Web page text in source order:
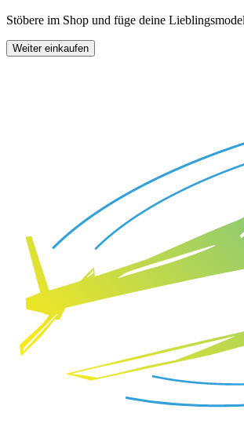
Stöbere im Shop und füge deine
Weiter einkaufen